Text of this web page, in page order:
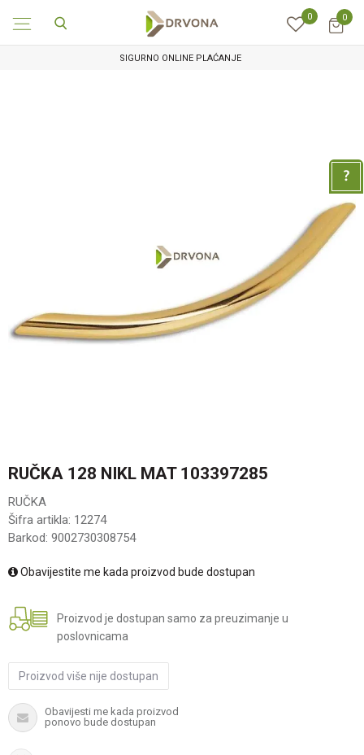
0 0
SIGURNO ONLINE PLAĆANJE
RUČKA 128 NIKL MAT 103397285
RUČKA
Šifra artikla: 12274
Barkod: 9002730308754
Obavijestite me kada proizvod bude dostupan
Proizvod je dostupan samo za preuzimanje u
poslovnicama
Proizvod više nije dostupan
Obavijesti me kada proizvod
ponovo bude dostupan